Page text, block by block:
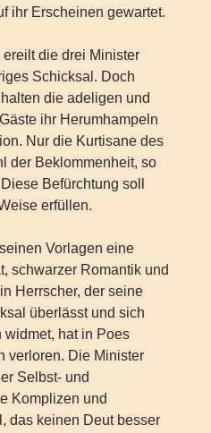
ihr Erscheinen gewartet.
die drei Minister
Schicksal. Doch
die adeligen und
ihr Herumhampeln
Nur die Kurtisane des
der Beklommenheit, so
Befürchtung soll
erfüllen.
Vorlagen eine
schwarzer Romantik und
Herrscher, der seine
überlässt und sich
hat in Poes
verloren. Die Minister
Selbst- und
Komplizen und
das keinen Deut besser